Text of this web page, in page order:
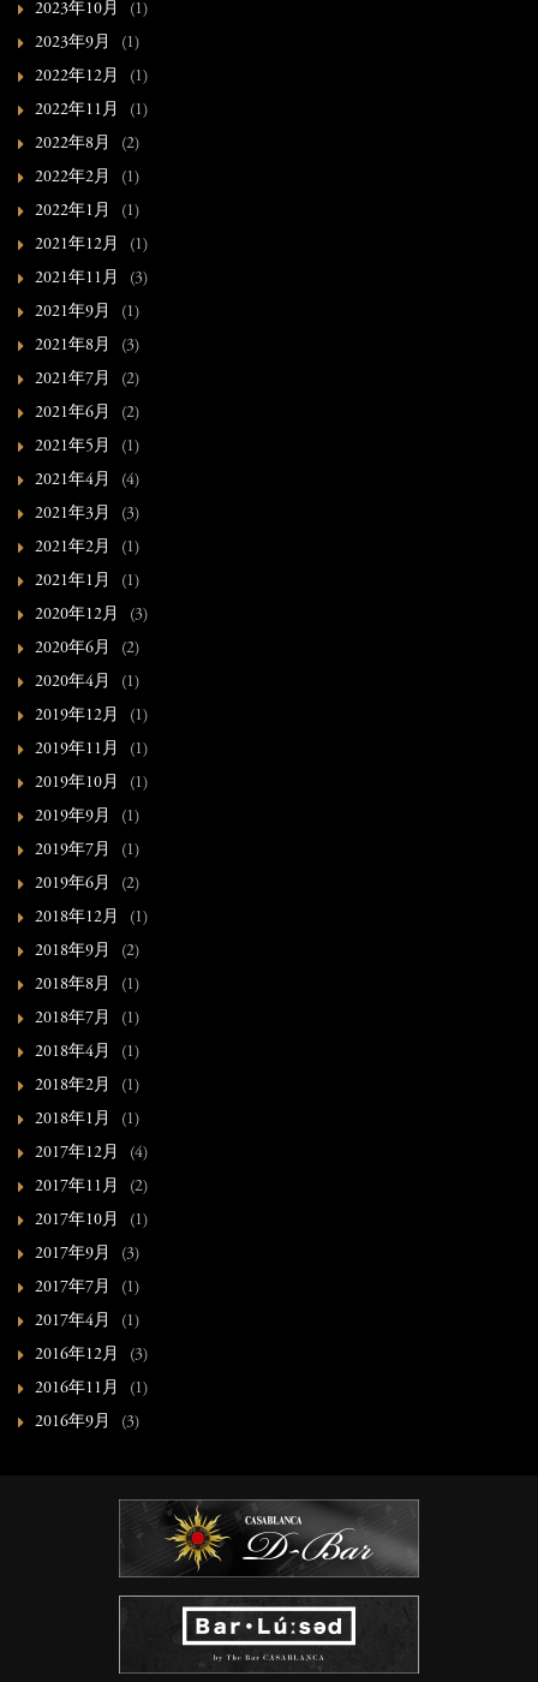
2023年10月
(1)
2023年9月
(1)
2022年12月
(1)
2022年11月
(1)
2022年8月
(2)
2022年2月
(1)
2022年1月
(1)
2021年12月
(1)
2021年11月
(3)
2021年9月
(1)
2021年8月
(3)
2021年7月
(2)
2021年6月
(2)
2021年5月
(1)
2021年4月
(4)
2021年3月
(3)
2021年2月
(1)
2021年1月
(1)
2020年12月
(3)
2020年6月
(2)
2020年4月
(1)
2019年12月
(1)
2019年11月
(1)
2019年10月
(1)
2019年9月
(1)
2019年7月
(1)
2019年6月
(2)
2018年12月
(1)
2018年9月
(2)
2018年8月
(1)
2018年7月
(1)
2018年4月
(1)
2018年2月
(1)
2018年1月
(1)
2017年12月
(4)
2017年11月
(2)
2017年10月
(1)
2017年9月
(3)
2017年7月
(1)
2017年4月
(1)
2016年12月
(3)
2016年11月
(1)
2016年9月
(3)